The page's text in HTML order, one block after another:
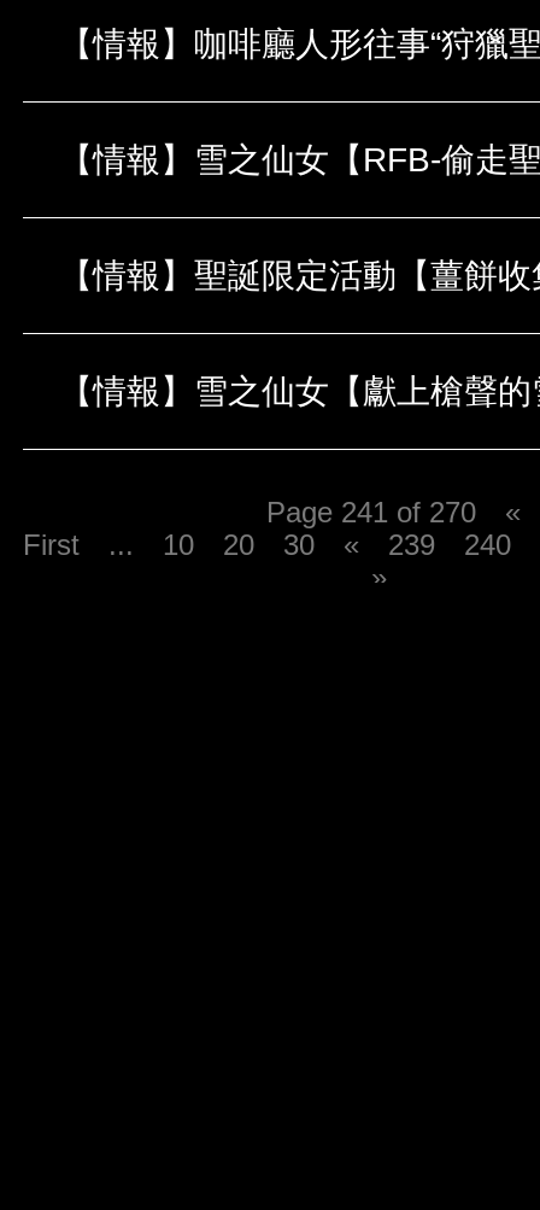
Page 241 of 270
«
First
... 10 20 30 « 239
240
»